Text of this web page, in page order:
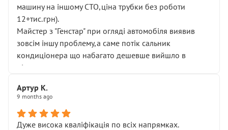
машину на іншому СТО,ціна трубки без роботи
12+тис.грн).
Майстер з "Генстар" при огляді автомобіля виявив
зовсім іншу проблему,а саме потік сальник
кондиціонера що набагато дешевше вийшло в
підсумку.
Артур К.
9 months ago
Дуже висока кваліфікація по всіх напрямках.